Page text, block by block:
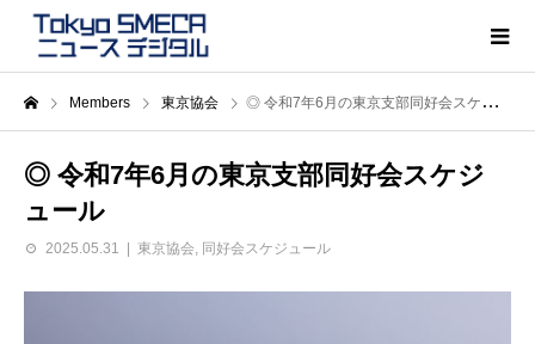
Members 東京協会 ◎ 令和7年6月の東京支部同好会スケジュール
◎ 令和7年6月の東京支部同好会スケジ
ュール
2025.05.31 東京協会 同好会スケジュール